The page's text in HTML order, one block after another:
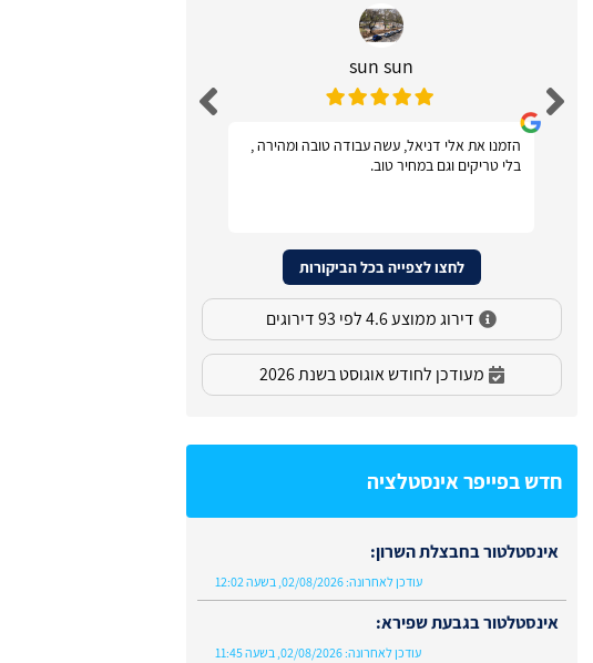
sun sun
הזמנו את אלי דניאל, עשה עבודה טובה ומהירה ,
בלי טריקים וגם במחיר טוב.
לחצו לצפייה בכל הביקורות
דירוג ממוצע 4.6 לפי 93 דירוגים
מעודכן לחודש אוגוסט בשנת 2026
חדש בפייפר אינסטלציה
אינסטלטור בחבצלת השרון:
עודכן לאחרונה:02/08/2026, בשעה 12:02
אינסטלטור בגבעת שפירא:
עודכן לאחרונה:02/08/2026, בשעה 11:45